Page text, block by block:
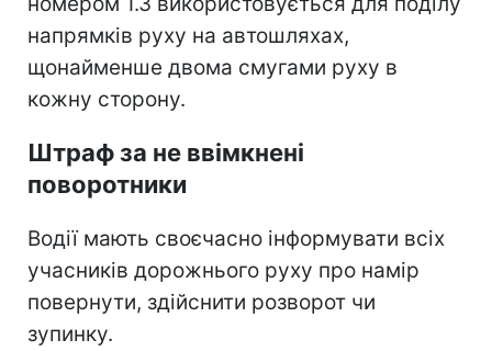
напрямків руху на автошляхах,
щонайменше двома смугами руху в
кожну сторону.
Штраф за не ввімкнені
поворотники
Водії мають своєчасно інформувати всіх
учасників дорожнього руху про намір
повернути, здійснити розворот чи
зупинку.